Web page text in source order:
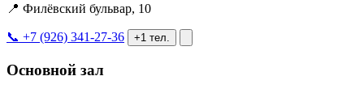
📍 Филёвский бульвар, 10
📞 +7 (926) 341-27-36 +1 тел.
Основной зал